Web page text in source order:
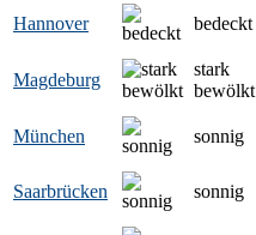
Hannover bedeckt
Magdeburg
stark
bewölkt
München sonnig
Saarbrücken sonnig